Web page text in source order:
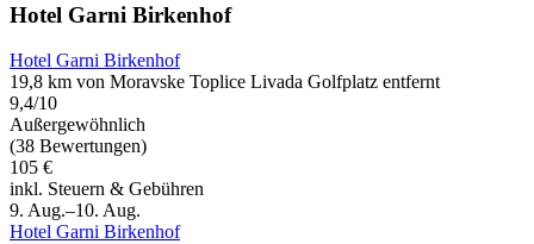
Hotel Garni Birkenhof
Hotel Garni Birkenhof
19,8 km von Moravske Toplice Livada Golfplatz entfernt
9,4/10
Außergewöhnlich
(38 Bewertungen)
105 €
inkl. Steuern & Gebühren
9. Aug.–10. Aug.
Hotel Garni Birkenhof